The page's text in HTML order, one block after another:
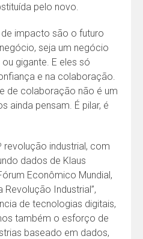
pelo novo.
impacto são o futuro
seja um negócio
gigante. E eles só
e na colaboração.
de colaboração não é um
ainda pensam. É pilar, é
revolução industrial, com
dados de Klaus
Econômico Mundial,
Revolução Industrial”,
de tecnologias digitais,
também o esforço de
baseado em dados,